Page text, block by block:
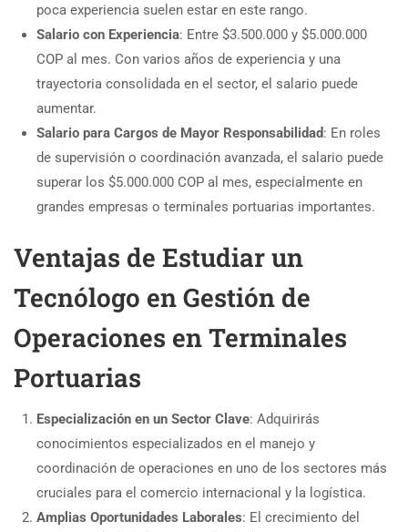
poca experiencia suelen estar en este rango.
Salario con Experiencia: Entre $3.500.000 y $5.000.000
COP al mes. Con varios años de experiencia y una
trayectoria consolidada en el sector, el salario puede
aumentar.
Salario para Cargos de Mayor Responsabilidad: En roles
de supervisión o coordinación avanzada, el salario puede
superar los $5.000.000 COP al mes, especialmente en
grandes empresas o terminales portuarias importantes.
Ventajas de Estudiar un
Tecnólogo en Gestión de
Operaciones en Terminales
Portuarias
Especialización en un Sector Clave: Adquirirás
conocimientos especializados en el manejo y
coordinación de operaciones en uno de los sectores más
cruciales para el comercio internacional y la logística.
Amplias Oportunidades Laborales: El crecimiento del